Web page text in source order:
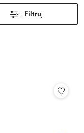
Filtruj